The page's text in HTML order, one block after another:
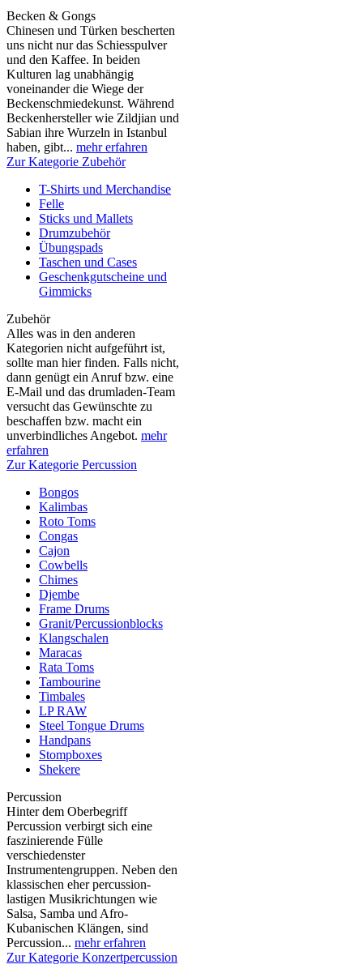
Becken & Gongs
Chinesen und Türken bescherten
uns nicht nur das Schiesspulver
und den Kaffee. In beiden
Kulturen lag unabhängig
voneinander die Wiege der
Beckenschmiedekunst. Während
Beckenhersteller wie Zildjian und
Sabian ihre Wurzeln in Istanbul
haben, gibt... mehr erfahren
Zur Kategorie Zubehör
T-Shirts und Merchandise
Felle
Sticks und Mallets
Drumzubehör
Übungspads
Taschen und Cases
Geschenkgutscheine und
Gimmicks
Zubehör
Alles was in den anderen
Kategorien nicht aufgeführt ist,
sollte man hier finden. Falls nicht,
dann genügt ein Anruf bzw. eine
E-Mail und das drumladen-Team
versucht das Gewünschte zu
beschaffen bzw. macht ein
unverbindliches Angebot. mehr
erfahren
Zur Kategorie Percussion
Bongos
Kalimbas
Roto Toms
Congas
Cajon
Cowbells
Chimes
Djembe
Frame Drums
Granit/Percussionblocks
Klangschalen
Maracas
Rata Toms
Tambourine
Timbales
LP RAW
Steel Tongue Drums
Handpans
Stompboxes
Shekere
Percussion
Hinter dem Oberbegriff
Percussion verbirgt sich eine
faszinierende Fülle
verschiedenster
Instrumentengruppen. Neben den
klassischen eher percussion-
lastigen Musikrichtungen wie
Salsa, Samba und Afro-
Kubanischen Klängen, sind
Percussion... mehr erfahren
Zur Kategorie Konzertpercussion